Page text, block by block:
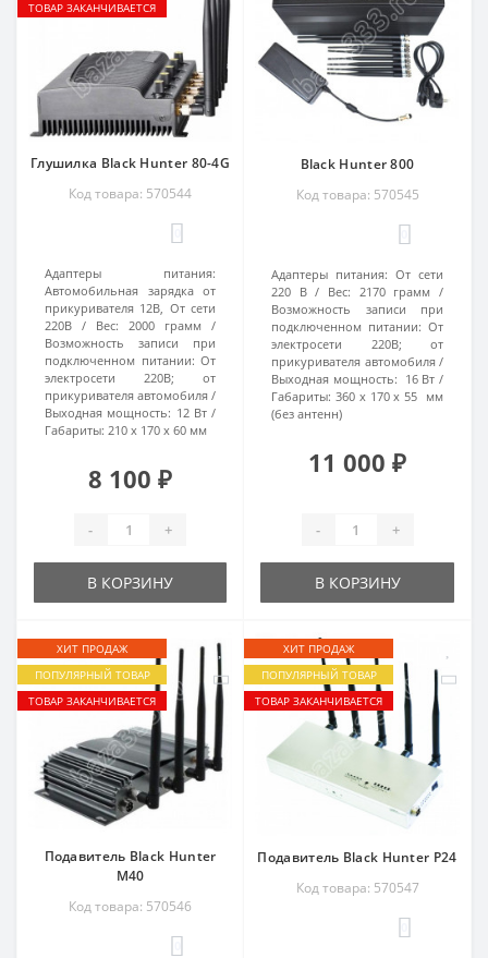
ТОВАР ЗАКАНЧИВАЕТСЯ
Глушилка Black Hunter 80-4G
Код товара: 570544
Адаптеры питания:
Автомобильная зарядка от
прикуривателя 12В, От сети
220В
Вес:
2000 грамм
Возможность записи при
подключенном питании: От
электросети 220В; от
прикуривателя автомобиля
Выходная мощность: 12 Вт
Габариты: 210 х 170 х 60 мм
8 100 ₽
- +
В КОРЗИНУ
Black Hunter 800
Код товара: 570545
Адаптеры питания: От сети
220 В
Вес: 2170 грамм
Возможность записи при
подключенном питании: От
электросети 220В; от
прикуривателя автомобиля
Выходная мощность: 16 Вт
Габариты: 360 x 170 x 55 мм
(без антенн)
11 000 ₽
- +
В КОРЗИНУ
ХИТ ПРОДАЖ
ПОПУЛЯРНЫЙ ТОВАР
ТОВАР ЗАКАНЧИВАЕТСЯ
Подавитель Black Hunter
M40
Код товара: 570546
ХИТ ПРОДАЖ
ПОПУЛЯРНЫЙ ТОВАР
ТОВАР ЗАКАНЧИВАЕТСЯ
Подавитель Black Hunter P24
Код товара: 570547